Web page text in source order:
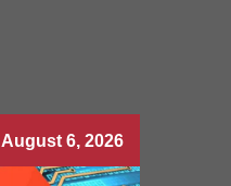
August 6, 2026